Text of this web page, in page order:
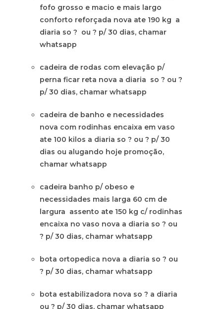
fofo grosso e macio e mais largo
conforto reforçada nova ate 190 kg a
diaria so ? ou ? p/ 30 dias, chamar
whatsapp
cadeira de rodas com elevação p/
perna ficar reta nova a diaria so ? ou ?
p/ 30 dias, chamar whatsapp
cadeira de banho e necessidades
nova com rodinhas encaixa em vaso
ate 100 kilos a diaria so ? ou ? p/ 30
dias ou alugando hoje promoção,
chamar whatsapp
cadeira banho p/ obeso e
necessidades mais larga 60 cm de
largura assento ate 150 kg c/ rodinhas
encaixa no vaso nova a diaria so ? ou
? p/ 30 dias, chamar whatsapp
bota ortopedica nova a diaria so ? ou
? p/ 30 dias, chamar whatsapp
bota estabilizadora nova so ? a diaria
ou ? p/ 30 dias, chamar whatsapp